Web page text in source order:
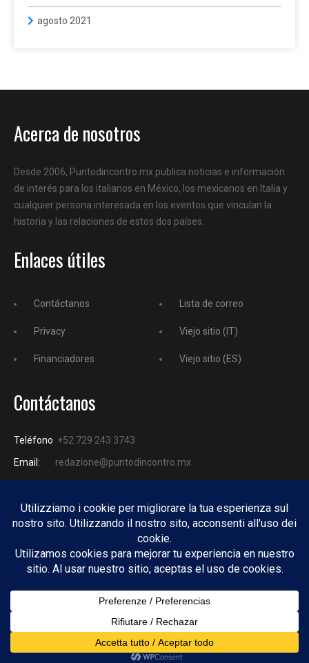
agosto 2021
Acerca de nosotros
Desde 2006, Puntodincontro.mx publica noticias e información
de interés para los italianos en México, los mexicanos en Italia y
cualquier persona interesada en los eventos que vinculan la
historia y las relaciones de estos dos países.
Enlaces útiles
Contáctanos
Privacy
Financiadores
Lista de correo
Viejo sitio (IT)
Viejo sitio (ES)
Contáctanos
Teléfono +52 729 243 3743
Email:
redazione@puntodincontro.mx
PUNTODINCONTRO
Copyright © 2025 Puntodincontro
Design by DisegnoW